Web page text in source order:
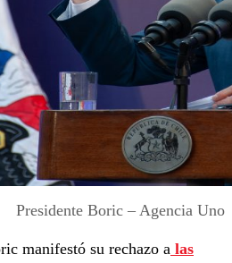
Presidente Boric – Agencia Uno
manifestó su rechazo a las